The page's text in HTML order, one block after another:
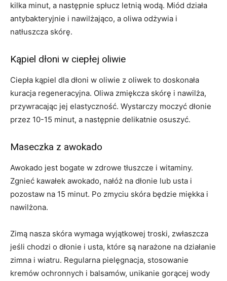
kilka minut, a następnie spłucz letnią wodą. Miód działa
antybakteryjnie i nawilżająco, a oliwa odżywia i
natłuszcza skórę.
Kąpiel dłoni w ciepłej oliwie
Ciepła kąpiel dla dłoni w oliwie z oliwek to doskonała
kuracja regeneracyjna. Oliwa zmiękcza skórę i nawilża,
przywracając jej elastyczność. Wystarczy moczyć dłonie
przez 10-15 minut, a następnie delikatnie osuszyć.
Maseczka z awokado
Awokado jest bogate w zdrowe tłuszcze i witaminy.
Zgnieć kawałek awokado, nałóż na dłonie lub usta i
pozostaw na 15 minut. Po zmyciu skóra będzie miękka i
nawilżona.
Zimą nasza skóra wymaga wyjątkowej troski, zwłaszcza
jeśli chodzi o dłonie i usta, które są narażone na działanie
zimna i wiatru. Regularna pielęgnacja, stosowanie
kremów ochronnych i balsamów, unikanie gorącej wody